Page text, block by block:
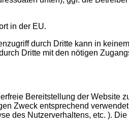
in der EU.
durch Dritte kann in
Dritte mit den nötigen
Bereitstellung der Website
Zweck entsprechend
des Nutzerverhaltens, etc. ).